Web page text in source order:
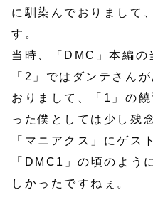
に馴染んでおりまして
す。
当時、「DMC」本編の
「2」ではダンテさん
おりまして、「1」の
った僕としては少し残
「マニアクス」にゲス
「DMC1」の頃のよう
しかったですねぇ。